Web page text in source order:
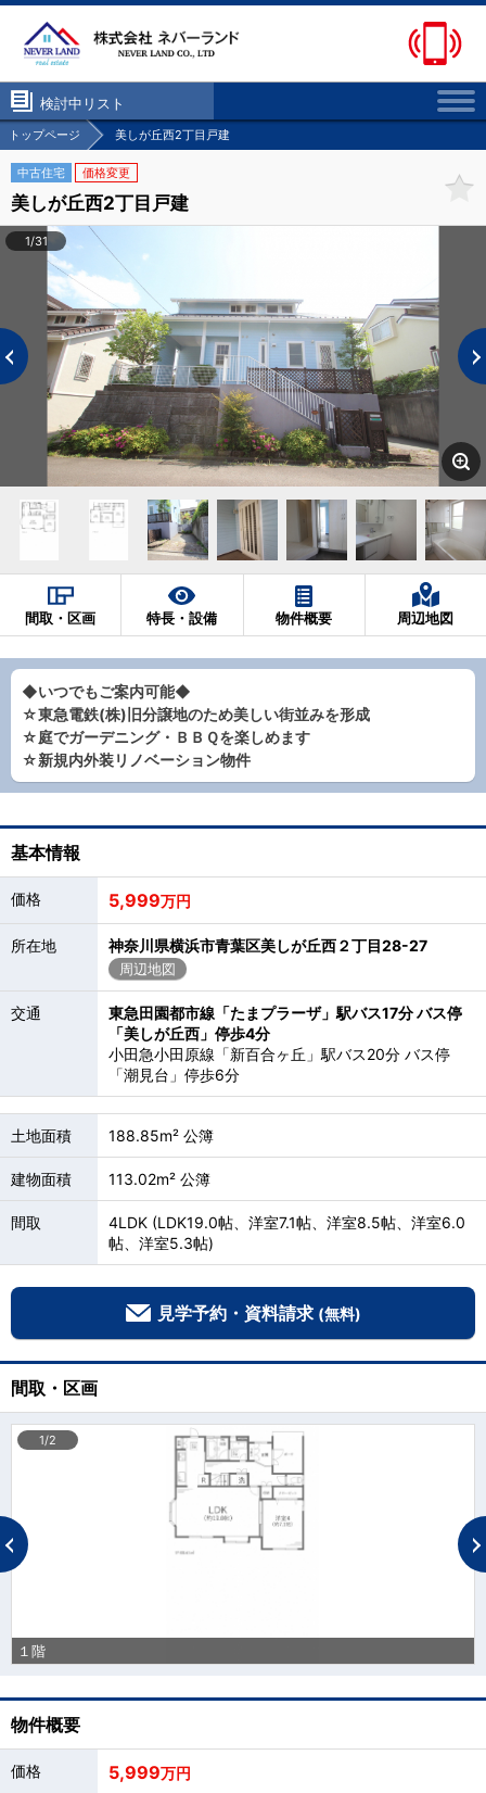
検討中リスト
トップページ 美しが丘西2丁目戸建
中古住宅 価格変更
美しが丘西2丁目戸建
1/31
間取・区画 特長・設備 物件概要 周辺地図
◆いつでもご案内可能◆
☆東急電鉄(株)旧分譲地のため美しい街並みを形成
☆庭でガーデニング・ＢＢＱを楽しめます
☆新規内外装リノベーション物件
基本情報
価格 5,999万円
所在地 神奈川県横浜市青葉区美しが丘西２丁目28-27
周辺地図
交通
東急田園都市線「たまプラーザ」駅バス17分 バス停
「美しが丘西」停歩4分
小田急小田原線「新百合ヶ丘」駅バス20分 バス停
「潮見台」停歩6分
土地面積 188.85m² 公簿
建物面積 113.02m² 公簿
間取
4LDK (LDK19.0帖、洋室7.1帖、洋室8.5帖、洋室6.0
帖、洋室5.3帖)
見学予約・資料請求 (無料)
間取・区画
１階
1/2
物件概要
価格 5,999万円